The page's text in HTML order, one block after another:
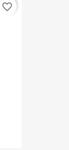
favorite_border